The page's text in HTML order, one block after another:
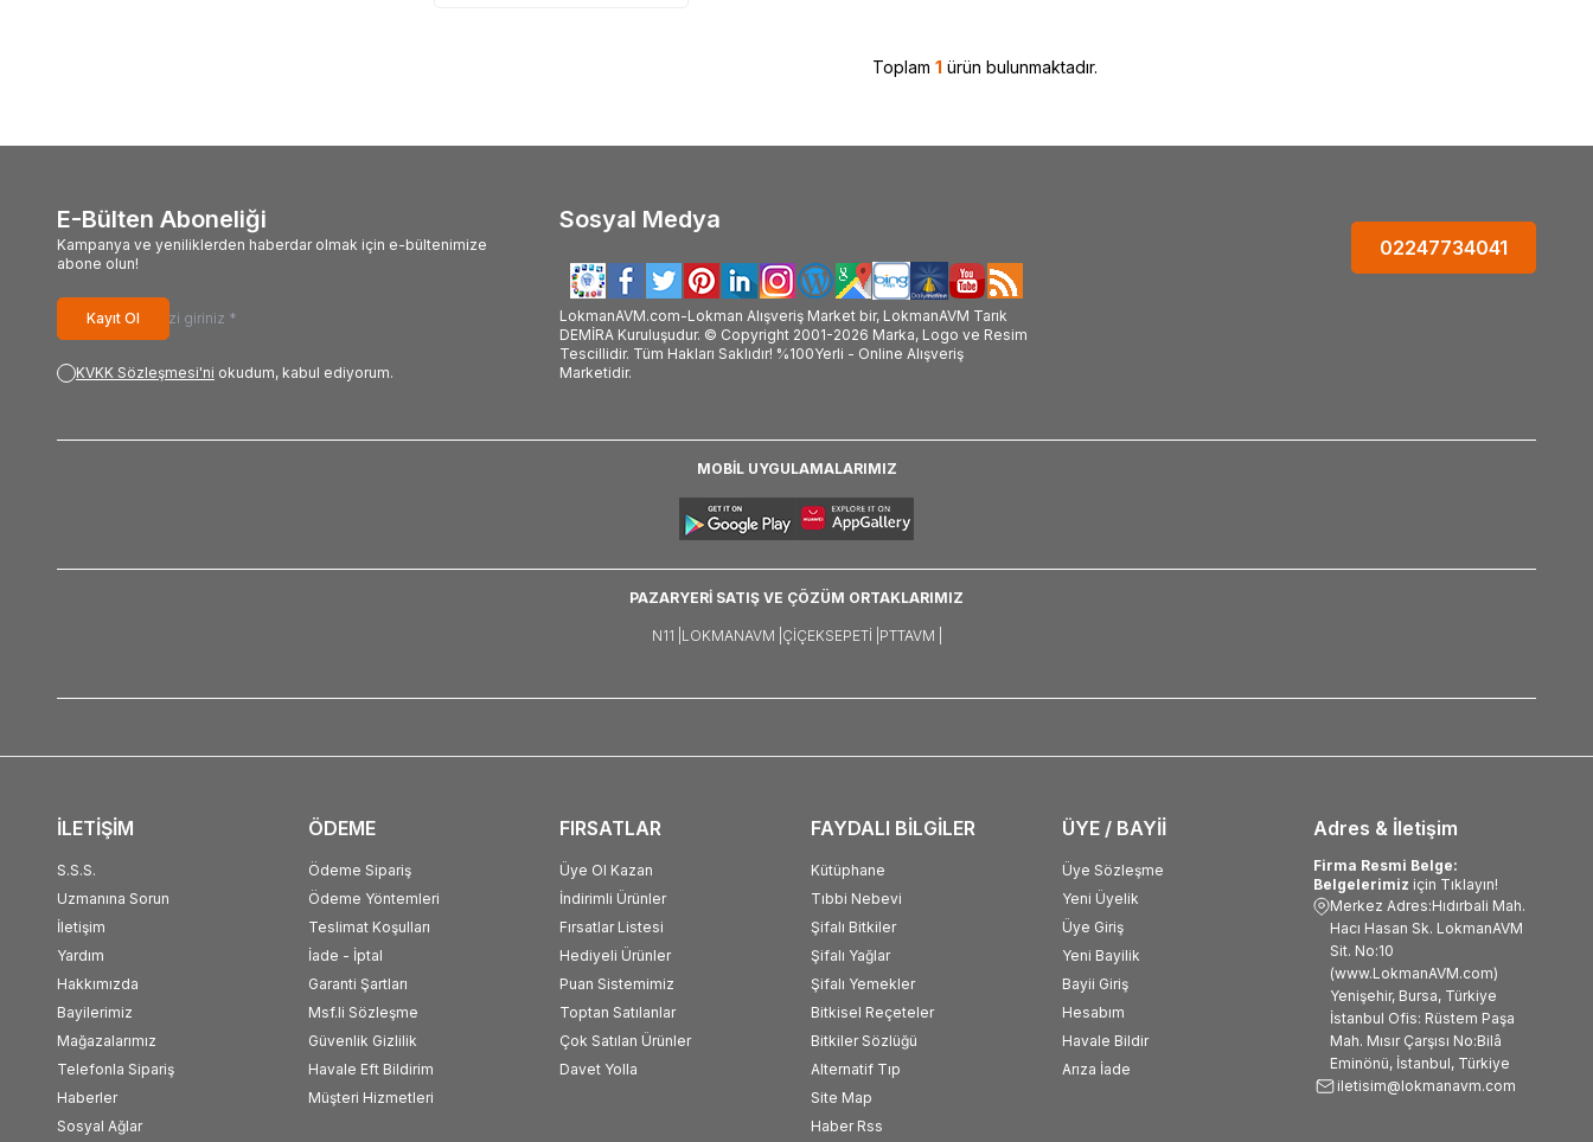
Toplam 1 ürün bulunmaktadır.
E-Bülten Aboneliği
Kampanya ve yeniliklerden haberdar olmak için e-bültenimize
abone olun!
Kayıt Ol
KVKK Sözleşmesi'ni okudum, kabul ediyorum.
Sosyal Medya
LokmanAVM.com-Lokman Alışveriş Market bir, LokmanAVM Tarık
DEMİRA Kuruluşudur. © Copyright 2001-2026 Marka, Logo ve Resim
Tescillidir. Tüm Hakları Saklıdır! %100Yerli - Online Alışveriş
Marketidir.
02247734041
MOBİL UYGULAMALARIMIZ
PAZARYERİ SATIŞ VE ÇÖZÜM ORTAKLARIMIZ
N11 | LOKMANAVM | ÇIÇEKSEPETI | PTTAVM |
Adres & İletişim
Firma Resmi Belge:
Belgelerimiz için Tıklayın!
Merkez Adres:Hıdırbali Mah.
Hacı Hasan Sk. LokmanAVM
Sit. No:10
(www.LokmanAVM.com)
Yenişehir, Bursa, Türkiye
İstanbul Ofis: Rüstem Paşa
Mah. Mısır Çarşısı No:Bilâ
Eminönü, İstanbul, Türkiye
iletisim@lokmanavm.com
İLETİŞİM
S.S.S.
Uzmanına Sorun
İletişim
Yardım
Hakkımızda
Bayilerimiz
Mağazalarımız
Telefonla Sipariş
Haberler
Sosyal Ağlar
ÖDEME
Ödeme Sipariş
Ödeme Yöntemleri
Teslimat Koşulları
İade - İptal
Garanti Şartları
Msf.li Sözleşme
Güvenlik Gizlilik
Havale Eft Bildirim
Müşteri Hizmetleri
FIRSATLAR
Üye Ol Kazan
İndirimli Ürünler
Fırsatlar Listesi
Hediyeli Ürünler
Puan Sistemimiz
Toptan Satılanlar
Çok Satılan Ürünler
Davet Yolla
FAYDALI BİLGİLER
Kütüphane
Tıbbi Nebevi
Şifalı Bitkiler
Şifalı Yağlar
Şifalı Yemekler
Bitkisel Reçeteler
Bitkiler Sözlüğü
Alternatif Tıp
Site Map
Haber Rss
ÜYE / BAYİİ
Üye Sözleşme
Yeni Üyelik
Üye Giriş
Yeni Bayilik
Bayii Giriş
Hesabım
Havale Bildir
Arıza İade